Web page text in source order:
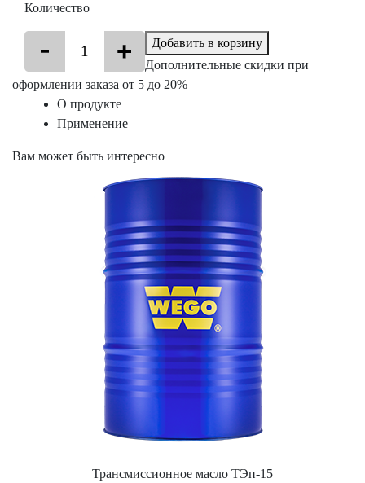
Количество
Добавить в корзину
Дополнительные скидки при
оформлении заказа от 5 до 20%
О продукте
Применение
Вам может быть интересно
Трансмиссионное масло ТЭп-15